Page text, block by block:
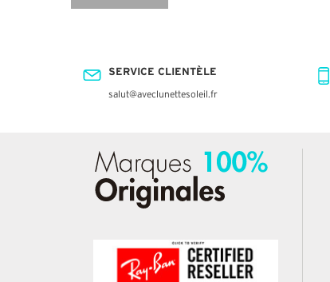
SERVICE CLIENTÈLE
salut@aveclunettesoleil.fr